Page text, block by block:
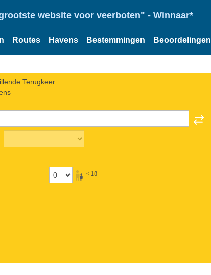
website voor veerboten" - Winnaar*
Routes Havens Bestemmingen Beoordelingen
Terugkeer
< 18